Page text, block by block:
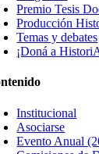
Premio Tesis
Producción
Temas y debates
¡Doná a
Institucional
Asociarse
Evento Anual